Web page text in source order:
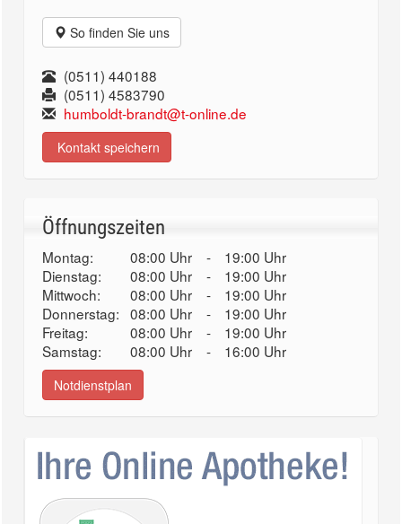
So finden Sie uns
(0511) 440188
(0511) 4583790
humboldt-brandt@t-online.de
Kontakt speichern
Öffnungszeiten
Montag: 08:00 Uhr -
19:00 Uhr
Dienstag:
08:00 Uhr -
19:00 Uhr
Mittwoch:
08:00 Uhr -
19:00 Uhr
Donnerstag: 08:00 Uhr -
19:00 Uhr
Freitag:
08:00 Uhr -
19:00 Uhr
Samstag:
08:00 Uhr - 16:00 Uhr
Notdienstplan